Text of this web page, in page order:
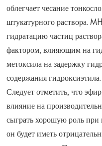
облегчает чесание
штукатурного раствора.
гидратацию частиц
фактором, влияющим на
метоксила на задержку
содержания гидроксиэтила.
Следует отметить, что
влияние на
сыграть хорошую роль
он будет иметь